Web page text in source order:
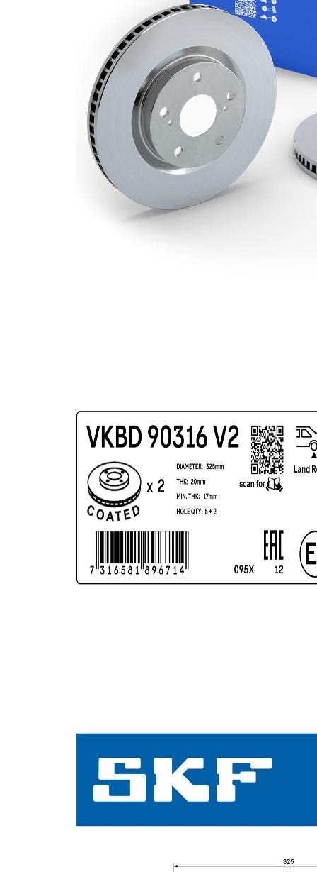
tloušťka
17 mm
počet děr
Vnější
průměr
325 mm
Počet děr
5
Centrovací
průměr
79 mm
Kruhový
vyvrt Ø 2
120 mm
povrch
nátěr